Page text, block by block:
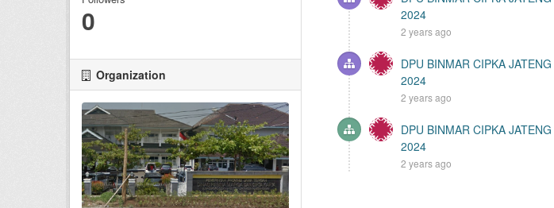
0
Organization
2024
2 years ago
DPU BINMAR CIPKA JATENG
2024
2 years ago
DPU BINMAR CIPKA JATENG
2024
2 years ago